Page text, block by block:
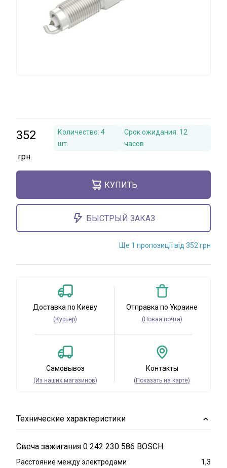
352 Количество:4
шт.
Срок ожидания: 12
часов
КУПИТЬ
БЫСТРЫЙ ЗАКАЗ
Ще 1 пропозиції від 352 грн
Доставка по Киеву
(Курьер)
Отправка по Украине
(Новая почта)
Самовывоз
(Из наших магазинов)
Контакты
(Показать на карте)
Технические характеристики
Свеча зажигания 0 242 230 586 BOSCH
Расстояние между электродами 1,3